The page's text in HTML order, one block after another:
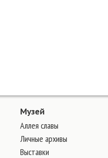
Музей
Аллея славы
Личные архивы
Выставки